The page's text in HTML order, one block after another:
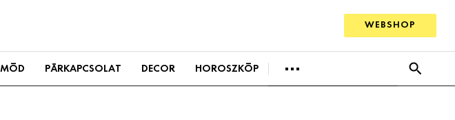
WEBSHOP
PÁRKAPCSOLAT DECOR HOROSZKÓP SZTÁRHÍREK
BUSINESS
ANYA
AWARDS
BEAUTY
AWARDS
EVENT